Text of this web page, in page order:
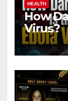
HEALTH
How
Virus?